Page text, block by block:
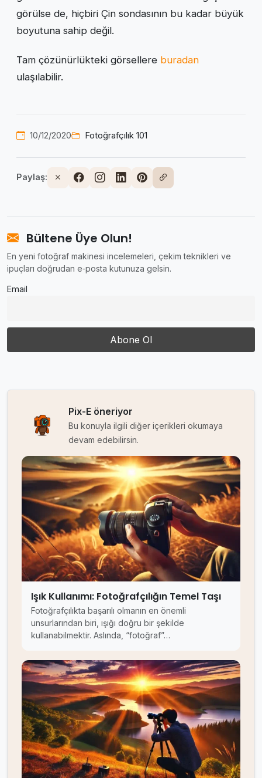
görülse de, hiçbiri Çin sondasının bu kadar büyük
boyutuna sahip değil.
Tam çözünürlükteki görsellere buradan
ulaşılabilir.
10/12/2020 Fotoğrafçılık 101
Paylaş:
Bültene Üye Olun!
En yeni fotoğraf makinesi incelemeleri, çekim teknikleri ve
ipuçları doğrudan e‑posta kutunuza gelsin.
Email
Pix-E öneriyor
Bu konuyla ilgili diğer içerikleri okumaya
devam edebilirsin.
Işık Kullanımı: Fotoğrafçılığın Temel Taşı
Fotoğrafçılıkta başarılı olmanın en önemli
unsurlarından biri, ışığı doğru bir şekilde
kullanabilmektir. Aslında, “fotoğraf”…